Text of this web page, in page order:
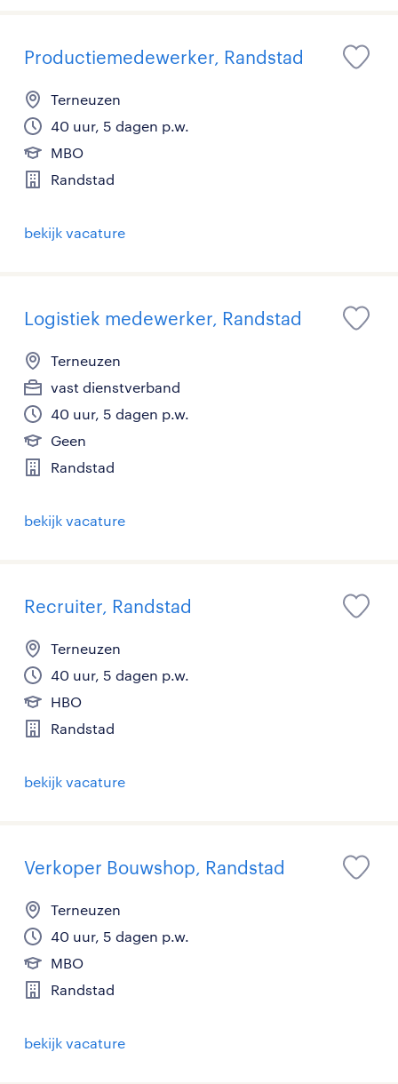
Productiemedewerker, Randstad
Terneuzen
40 uur, 5 dagen p.w.
MBO
Randstad
bekijk vacature
Logistiek medewerker, Randstad
Terneuzen
vast dienstverband
40 uur, 5 dagen p.w.
Geen
Randstad
bekijk vacature
Recruiter, Randstad
Terneuzen
40 uur, 5 dagen p.w.
HBO
Randstad
bekijk vacature
Verkoper Bouwshop, Randstad
Terneuzen
40 uur, 5 dagen p.w.
MBO
Randstad
bekijk vacature